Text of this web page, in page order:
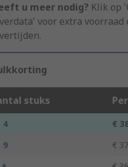
u meer nodig? Klik op
voor extra voorraad
stuks
4
€
9
€